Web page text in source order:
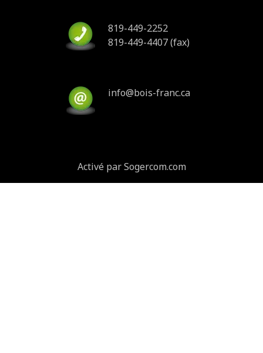
819-449-2252
819-449-4407 (fax)
info@bois-franc.ca
Activé par Sogercom.com